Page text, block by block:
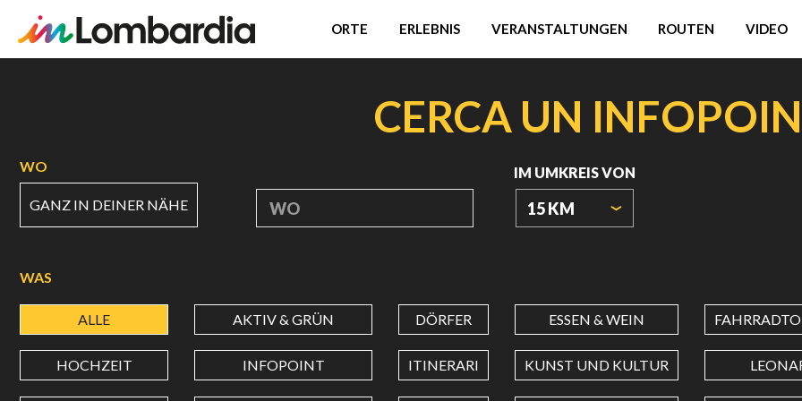
ORTE ERLEBNIS VERANSTALTUNGEN ROUTEN VIDEO
CERCA UN
WO
GANZ IN DEINER NÄHE WO
IM UMKREIS VON
15 KM
BREITENGRAD
WAS
ALLE AKTIV & GRÜN DÖRFER ESSEN & WEIN
HOCHZEIT INFOPOINT ITINERARI KUNST UND KULTUR